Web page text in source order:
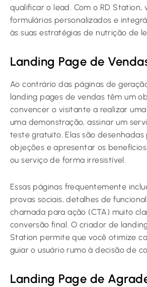
qualificar o lead. Com o RD Station,
formulários personalizados e
às suas estratégias de nutrição de
Landing Page de
Ao contrário das páginas de
landing pages de vendas têm um
convencer o visitante a realizar
uma demonstração, assinar um
teste gratuito. Elas são
objeções e apresentar os
ou serviço de forma irresistível.
Essas páginas frequentemente
provas sociais, detalhes de
chamada para ação (CTA) muito
conversão final. O criador de
Station permite que você otimize
guiar o usuário rumo à decisão de
Landing Page de